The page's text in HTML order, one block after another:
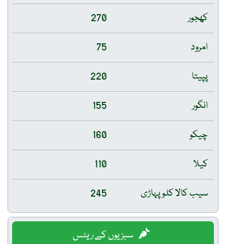
کھجور
270
امرود
75
پپیتا
220
انگور
155
چیکو
160
کیلا
110
سیب کالا کلو پہاڑی
245
سبزیوں کے ریٹس